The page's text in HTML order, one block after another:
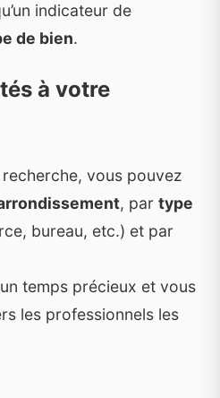
indicateur de
de bien.
à votre
vous pouvez
, par type
bureau, etc.) et par
temps précieux et vous
les professionnels les